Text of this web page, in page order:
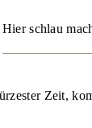
Hier schlau
Zeit,